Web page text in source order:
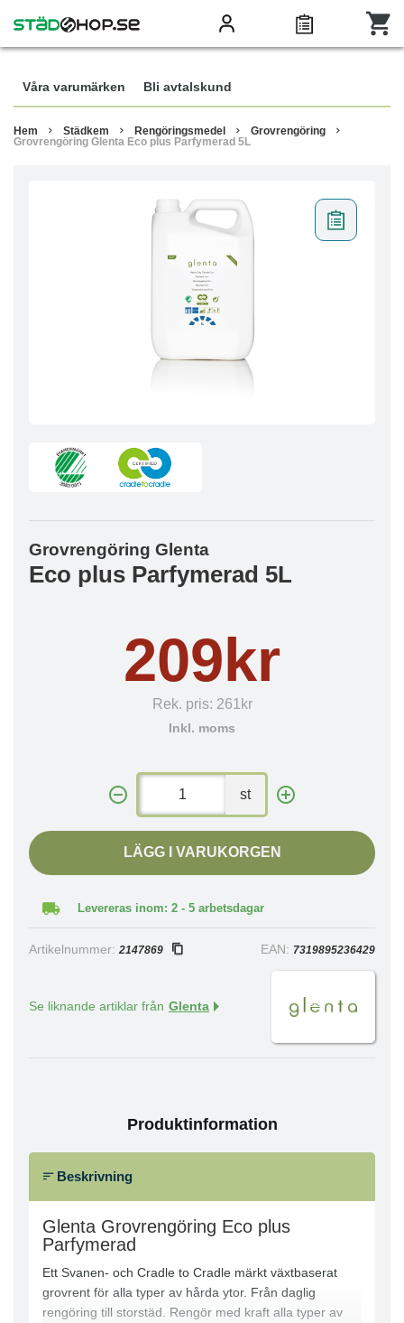
Våra varumärken Bli avtalskund
Hem Städkem Rengöringsmedel
Grovrengöring
Grovrengöring Glenta Eco plus Parfymerad 5L
Grovrengöring Glenta
Eco plus Parfymerad 5L
209kr
Rek. pris: 261kr
Inkl. moms
st
LÄGG I VARUKORGEN
Levereras inom: 2 - 5 arbetsdagar
Artikelnummer: 2147869 EAN: 7319895236429
Se liknande artiklar från Glenta
Produktinformation
Beskrivning
Glenta Grovrengöring Eco plus
Parfymerad
Ett Svanen- och Cradle to Cradle märkt växtbaserat
grovrent för alla typer av hårda ytor. Från daglig
rengöring till storstäd. Rengör med kraft alla typer av